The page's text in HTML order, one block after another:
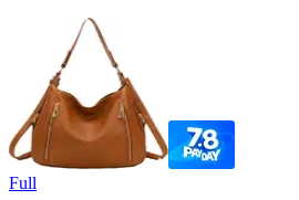
Full